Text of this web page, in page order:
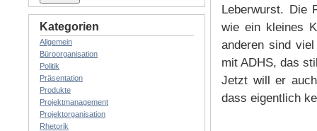
Leberwurst. Die
wie ein kleines
anderen sind
mit ADHS, das
Jetzt will er
dass eigentlich
Kategorien
Allgemein
Büroorganisation
Politik
Präsentation
Produkte
Projektmanagement
Projektorganisation
Rhetorik